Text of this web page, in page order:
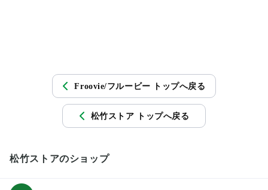
Froovie/フルービー トップへ戻る
松竹ストア トップへ戻る
松竹ストアのショップ